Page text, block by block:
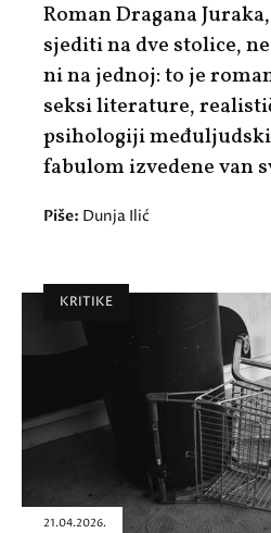
Roman Dragana
sjediti na dve stolice,
ni na jednoj: to je
seksi literature,
psihologiji
fabulom izvedene van
Piše: Dunja Ilić
KRITIKE
21.04.2026.